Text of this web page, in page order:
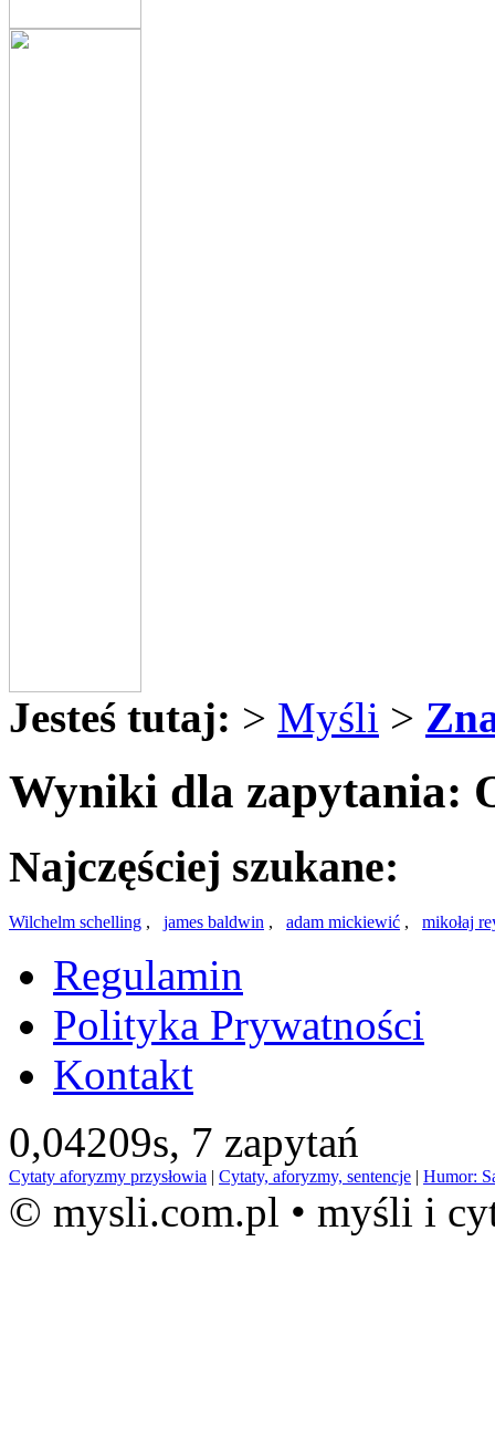
Jesteś tutaj: > Myśli >
Wyniki dla zapytania:
Najczęściej szukane:
Wilchelm schelling , james baldwin , adam mickiewić , mikołaj
Regulamin
Polityka Prywatności
Kontakt
0,04209s, 7 zapytań
Cytaty aforyzmy przysłowia | Cytaty, aforyzmy, sentencje | Humor:
© mysli.com.pl • myśli i